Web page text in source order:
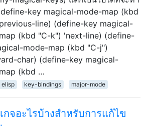
key magical-mode-map (kbd
line) (define-key magical-
(kbd "C-k") 'next-line) (define-
mode-map (kbd "C-j")
char) (define-key magical-
(kbd …
elisp key-bindings major-mode
กจอะไรบ้างสำหรับการแก้ไข